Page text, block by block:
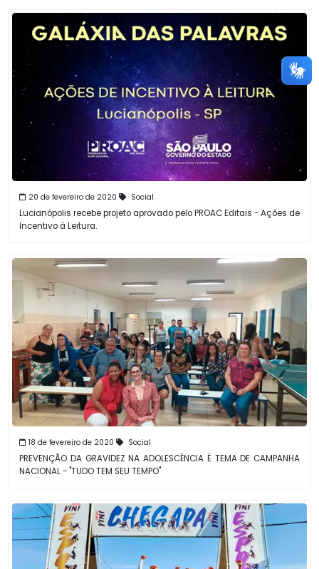
20 de fevereiro de 2020 Social
Lucianópolis recebe projeto aprovado pelo PROAC Editais - Ações de
Incentivo à Leitura.
18 de fevereiro de 2020 Social
PREVENÇÃO DA GRAVIDEZ NA ADOLESCÊNCIA É TEMA DE CAMPANHA
NACIONAL - "TUDO TEM SEU TEMPO"